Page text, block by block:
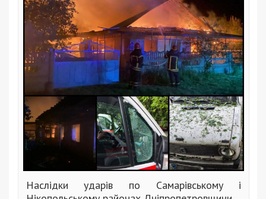
Наслідки ударів по Самарівському і